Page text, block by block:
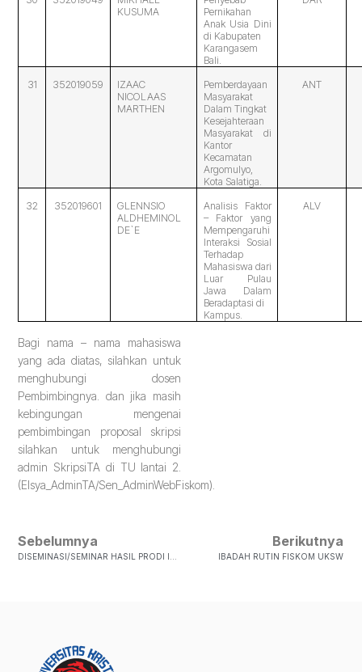
KUSUMA
Pernikahan
Anak Usia Dini
di Kabupaten
Karangasem
Bali.
31 352019059
IZAAC
NICOLAAS
MARTHEN
Pemberdayaan
Masyarakat
Dalam Tingkat
Kesejahteraan
Masyarakat di
Kantor
Kecamatan
Argomulyo,
Kota Salatiga.
ANT
32 352019601
GLENNSIO
ALDHEMINOL
DE`E
Analisis Faktor
– Faktor yang
Mempengaruhi
Interaksi Sosial
Terhadap
Mahasiswa dari
Luar Pulau
Jawa Dalam
Beradaptasi di
Kampus.
ALV
Bagi nama – nama mahasiswa
yang ada diatas, silahkan untuk
menghubungi dosen
Pembimbingnya. dan jika masih
kebingungan mengenai
pembimbingan proposal skripsi
silahkan untuk menghubungi
admin SkripsiTA di TU lantai 2.
(Elsya_AdminTA/Sen_AdminWebFiskom).
Sebelumnya Berikutnya
IBADAH RUTIN FISKOM UKSW